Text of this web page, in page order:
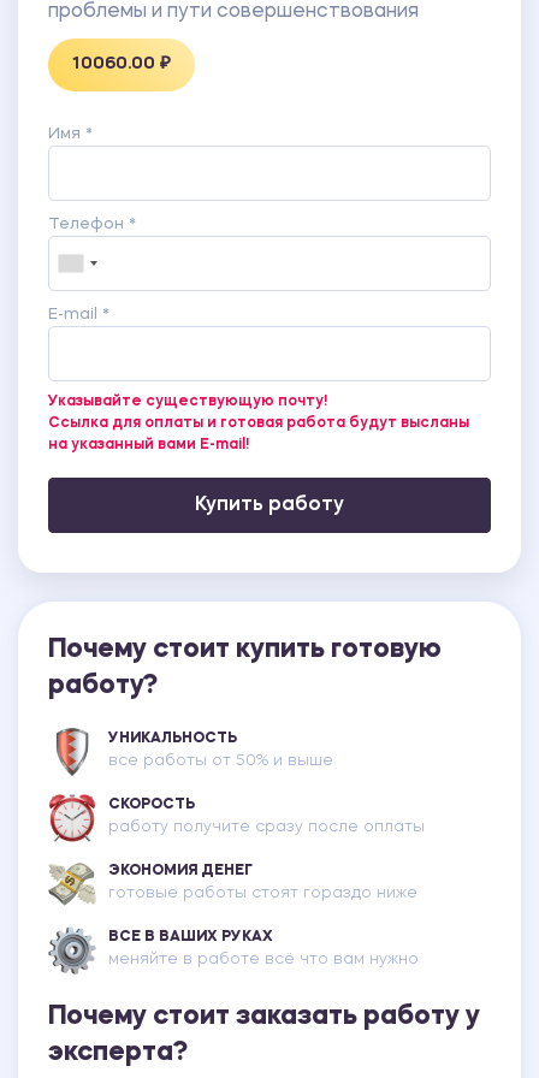
заявителя физического лица.
проблемы и пути совершенствования
10060.00 ₽
Имя *
Телефон *
E-mail *
Указывайте существующую почту!
Ссылка для оплаты и готовая работа будут высланы
на указанный вами E-mail!
Купить работу
Почему стоит купить готовую
работу?
УНИКАЛЬНОСТЬ
все работы от 50% и выше
СКОРОСТЬ
работу получите сразу после оплаты
ЭКОНОМИЯ ДЕНЕГ
готовые работы стоят гораздо ниже
ВСЕ В ВАШИХ РУКАХ
меняйте в работе всё что вам нужно
Почему стоит заказать работу у
эксперта?